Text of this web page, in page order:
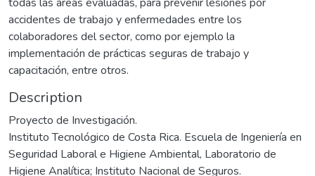
accidentes de trabajo y enfermedades entre los
colaboradores del sector, como por ejemplo la
implementación de prácticas seguras de trabajo y
capacitación, entre otros.
Description
Proyecto de Investigación.
Instituto Tecnológico de Costa Rica. Escuela de Ingeniería en
Seguridad Laboral e Higiene Ambiental, Laboratorio de
Higiene Analítica; Instituto Nacional de Seguros.